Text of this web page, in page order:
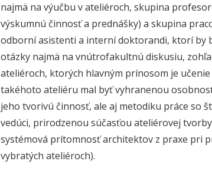
najmä na výučbu v ateliéroch, skupina
výskumnú činnosť a prednášky) a skupina
odborní asistenti a interní doktorandi, ktorí by
otázky najmä na vnútrofakultnú diskusiu,
ateliéroch, ktorých hlavným prínosom je
takéhoto ateliéru mal byť vyhranenou
jeho tvorivú činnosť, ale aj metodiku práce so
vedúci, prirodzenou súčasťou ateliérovej
systémová prítomnosť architektov z praxe pri
vybratých ateliéroch).